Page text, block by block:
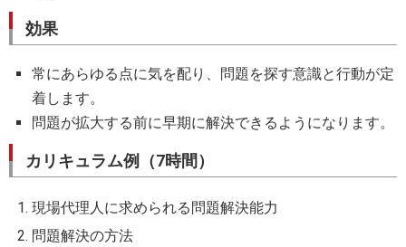
効果
常にあらゆる点に気を配り、問題を探す意識と行動が定
着します。
問題が拡大する前に早期に解決できるようになります。
カリキュラム例（7時間）
現場代理人に求められる問題解決能力
問題解決の方法